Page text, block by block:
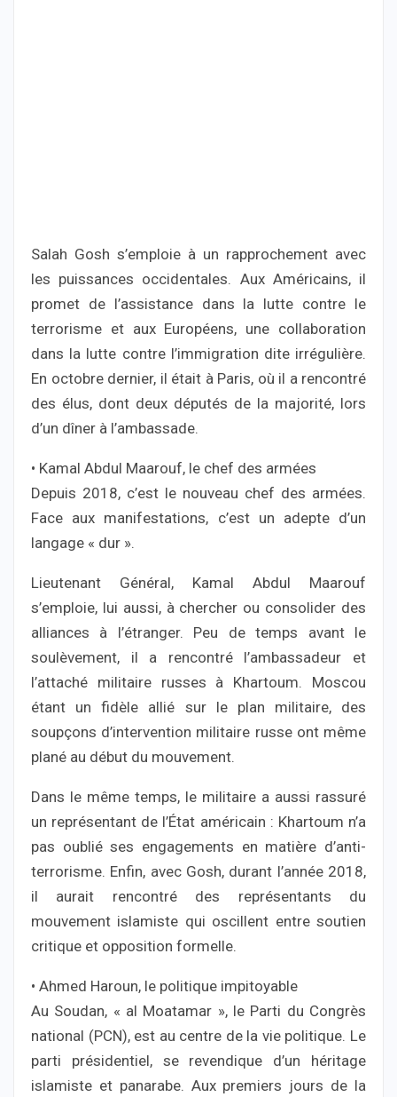
Salah Gosh s’emploie à un rapprochement avec
les puissances occidentales. Aux Américains, il
promet de l’assistance dans la lutte contre le
terrorisme et aux Européens, une collaboration
dans la lutte contre l’immigration dite irrégulière.
En octobre dernier, il était à Paris, où il a rencontré
des élus, dont deux députés de la majorité, lors
d’un dîner à l’ambassade.
• Kamal Abdul Maarouf, le chef des armées
Depuis 2018, c’est le nouveau chef des armées.
Face aux manifestations, c’est un adepte d’un
langage « dur ».
Lieutenant Général, Kamal Abdul Maarouf
s’emploie, lui aussi, à chercher ou consolider des
alliances à l’étranger. Peu de temps avant le
soulèvement, il a rencontré l’ambassadeur et
l’attaché militaire russes à Khartoum. Moscou
étant un fidèle allié sur le plan militaire, des
soupçons d’intervention militaire russe ont même
plané au début du mouvement.
Dans le même temps, le militaire a aussi rassuré
un représentant de l’État américain : Khartoum n’a
pas oublié ses engagements en matière d’anti-
terrorisme. Enfin, avec Gosh, durant l’année 2018,
il aurait rencontré des représentants du
mouvement islamiste qui oscillent entre soutien
critique et opposition formelle.
• Ahmed Haroun, le politique impitoyable
Au Soudan, « al Moatamar », le Parti du Congrès
national (PCN), est au centre de la vie politique. Le
parti présidentiel, se revendique d’un héritage
islamiste et panarabe. Aux premiers jours de la